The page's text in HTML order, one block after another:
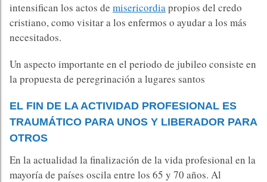
intensifican los actos de misericordiapropios del credo
cristiano, como visitar a los enfermos o ayudar a los más
necesitados.
Un aspecto importante en el periodo de jubileo consiste en
la propuesta de peregrinación a lugares santos
EL FIN DE LA ACTIVIDAD PROFESIONAL ES
TRAUMÁTICO PARA UNOS Y LIBERADOR PARA
OTROS
En la actualidad la finalización de la vida profesional en la
mayoría de países oscila entre los 65 y 70 años. Al